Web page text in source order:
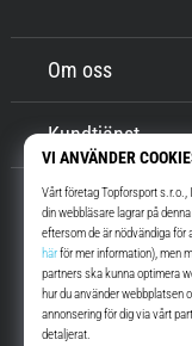
I mer än 16 år vi har vi
Om oss
Kundtjänst